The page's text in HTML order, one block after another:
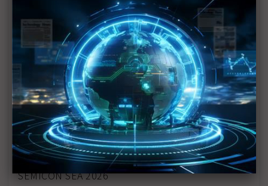
SEMI執行長Ajit Manocha揭示東南亞半導體突圍關
鍵：這不是你死我活的比賽
AI浪潮顛覆半導體測試 AEM執行長：測試端面臨
「物理與成本」雙重挑戰
科技1分鐘：穎崴SEMICON SEA 2026布局策略
SEMICON SEA 2026揭幕 東南亞鏈入全球價值鏈核
心、全球半導體產業跨入「多兆」時代
崇越搶攻星馬半導體商機 攜手倍利科等供應商參展
SEMICON SEA 2026